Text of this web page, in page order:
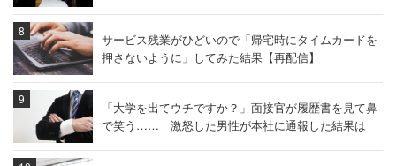
サービス残業がひどいので「帰宅時にタイムカードを
押さないように」してみた結果【再配信】
「大学を出てウチですか？」面接官が履歴書を見て鼻
で笑う…… 激怒した男性が本社に通報した結果は